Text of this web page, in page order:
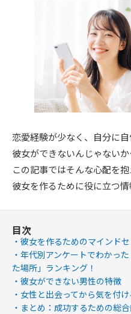
恋愛経験が少なく、自分に
彼女ができないんじゃないか
この記事ではそんな心配を
彼女を作るために役に立つ
目次
彼女を作るためのマインドセ
年代別アンケートでわかっ
た場所」ランキング！
彼女ができない男性の特徴
女性と出会ってから気を付
まとめ：成功するための総